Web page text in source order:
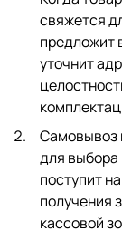
свяжется
предложит
уточнит
Самовывоз
для выбора
поступит
получения
кассовой